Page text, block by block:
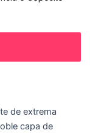
de extrema
capa de